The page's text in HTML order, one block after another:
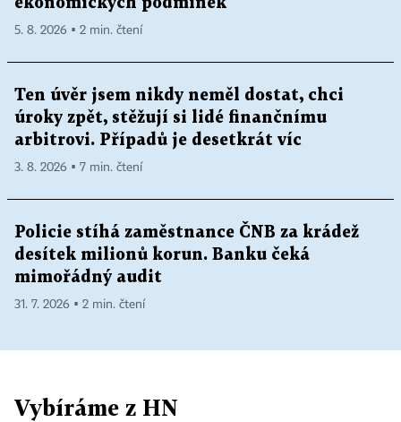
ekonomických podmínek
5. 8. 2026 ▪ 2 min. čtení
Ten úvěr jsem nikdy neměl dostat, chci
úroky zpět, stěžují si lidé finančnímu
arbitrovi. Případů je desetkrát víc
3. 8. 2026 ▪ 7 min. čtení
Policie stíhá zaměstnance ČNB za krádež
desítek milionů korun. Banku čeká
mimořádný audit
31. 7. 2026 ▪ 2 min. čtení
Vybíráme z HN